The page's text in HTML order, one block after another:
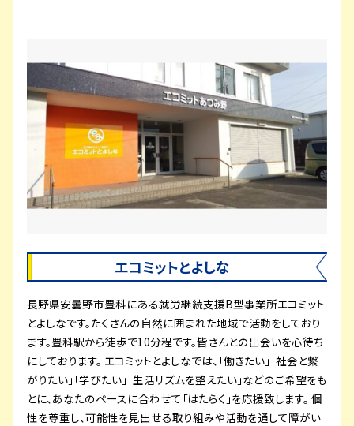
エコミットとよしな
長野県安曇野市豊科にある就労継続支援B型事業所エコミット
とよしなです。たくさんの自然に囲まれた地域で活動をしており
ます。豊科駅から徒歩で10分程です。皆さんとの出会いを心待ち
にしております。 エコミットとよしなでは、「働きたい」「社会と繋
がりたい」「学びたい」「生活リズムを整えたい」などのご希望をも
とに、あなたのペースに合わせて「はたらく」を応援致します。 個
性を尊重し、可能性を見出せる取り組みや活動を通して障がい